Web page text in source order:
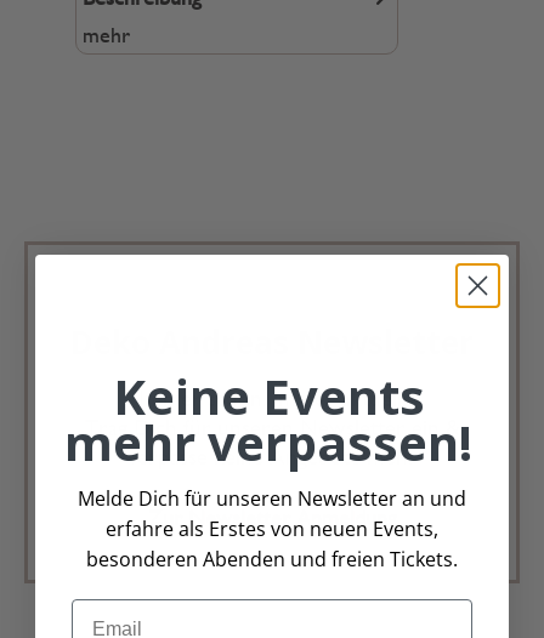
mehr
Immer schön, immer aktuell.
Trag Dich für unseren Newsletter ein &
verpasse keine Angebote mehr
Zur Newsletter Anmeldung
Keine Events
mehr verpassen!
Melde Dich für unseren Newsletter an und
erfahre als Erstes von neuen Events,
besonderen Abenden und freien Tickets.
Email